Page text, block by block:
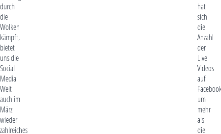
durch
die
Wolken
kämpft,
bietet
uns die
Social
Media
Welt
auch im
März
wieder
zahlreiches
hat
sich
die
Anzahl
der
Live
Videos
auf
um
mehr
als
die